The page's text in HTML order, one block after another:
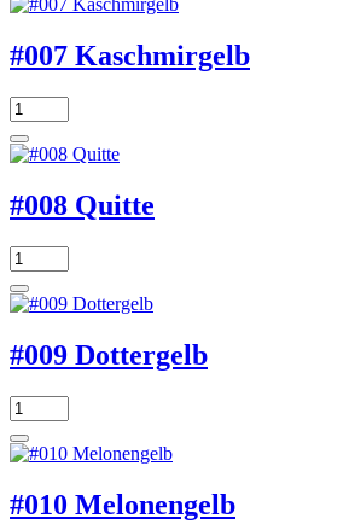
#007 Kaschmirgelb
#008 Quitte
#009 Dottergelb
#010 Melonengelb